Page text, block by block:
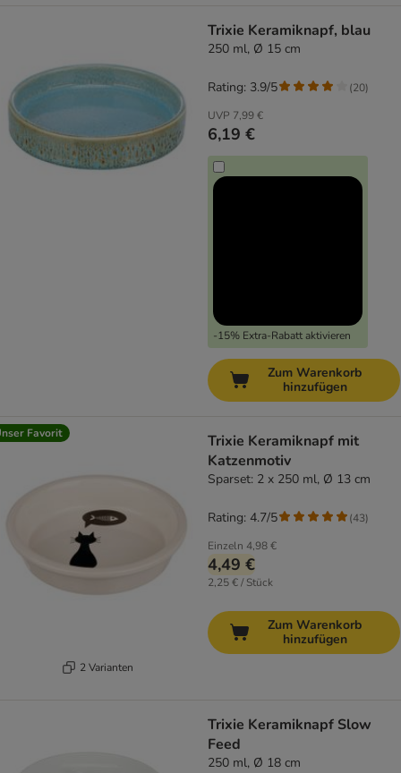
Trixie Keramiknapf, blau
250 ml, Ø 15 cm
UVP 7,99 €
6,19 €
-15% Extra-Rabatt aktivieren
Rating: 3.9/5 (20)
Zum Warenkorb
hinzufügen
Favorit
2 Varianten
Trixie Keramiknapf mit
Katzenmotiv
Sparset: 2 x 250 ml, Ø 13 cm
Einzeln 4,98 €
4,49 €
2,25 € / Stück
Rating: 4.7/5 (43)
Zum Warenkorb
hinzufügen
Trixie Keramiknapf Slow
Feed
250 ml, Ø 18 cm